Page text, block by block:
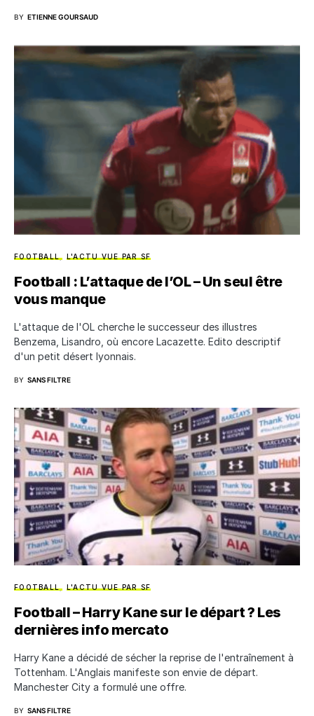
BY ETIENNE GOURSAUD
FOOTBALL L'ACTU VUE PAR SF
Football : L’attaque de l’OL – Un seul être
vous manque
L'attaque de l'OL cherche le successeur des illustres
Benzema, Lisandro, où encore Lacazette. Edito descriptif
d'un petit désert lyonnais.
BY SANS FILTRE
FOOTBALL L'ACTU VUE PAR SF
Football – Harry Kane sur le départ ? Les
dernières info mercato
Harry Kane a décidé de sécher la reprise de l'entraînement à
Tottenham. L'Anglais manifeste son envie de départ.
Manchester City a formulé une offre.
BY SANS FILTRE